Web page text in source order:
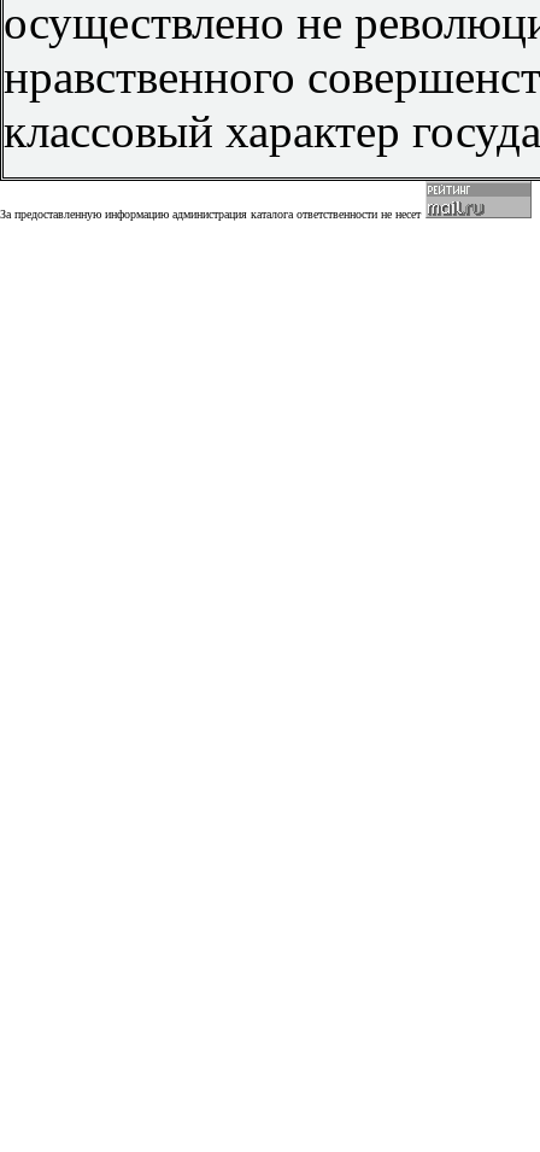
осуществлено не
нравственного
классовый характер
За предоставленную информацию администрация каталога ответственности не несет